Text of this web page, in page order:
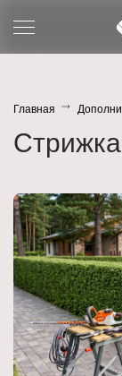
Главная